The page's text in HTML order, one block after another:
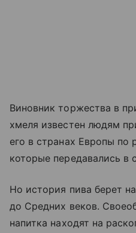
Виновник торжества в
хмеля известен людям
его в странах Европы по
которые передавались в
Но история пива берет
до Средних веков.
напитка находят на